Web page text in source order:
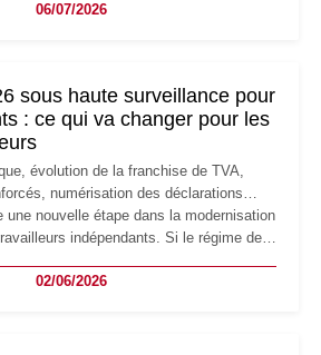
image de marque… Le
06/07/2026
sous haute surveillance pour
: ce qui va changer pour les
évolution de la franchise de TVA,
numérisation des déclarations…
une nouvelle étape dans la modernisation
indépendants. Si le régime de
devront s'adapter à un environnement
02/06/2026